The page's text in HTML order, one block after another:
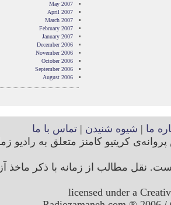
May 2007
April 2007
March 2007
February 2007
January 2007
December 2006
November 2006
October 2006
September 2006
August 2006
ما | شیوه شنیدن |تماس با ما
کریتیو کامنز متعلق به رادیو
نقل مطالب از زمانه با ذکر ماخذ
licensed under a